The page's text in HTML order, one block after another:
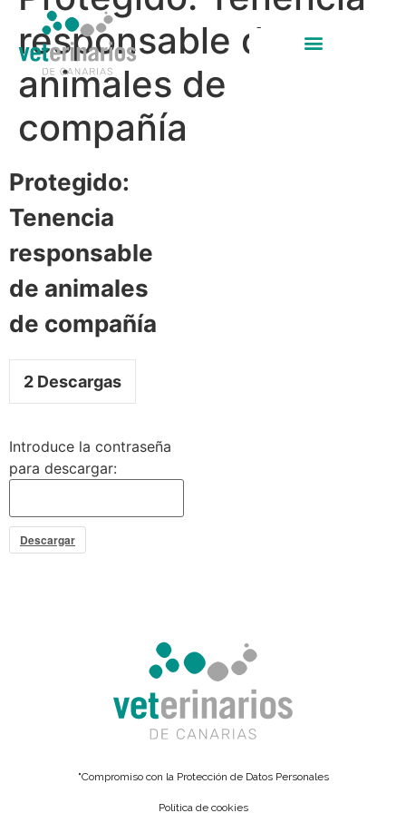
responsable de
animales de
compañía
Protegido:
Tenencia
responsable
de animales
de compañía
2 Descargas
Introduce la contraseña
para descargar:
Descargar
"Compromiso con la Protección de Datos Personales
Política de cookies